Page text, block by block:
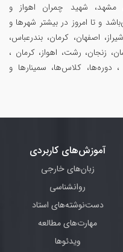
مشهد، شهید چمران اهواز و
و تا امروز در بیشتر شهرها و
اصفهان، کرمان، بندرعباس،
زنجان، رشت، اهواز، کرمان ،
کلاس‌ها، سمینار‌ها و
آموزش‌های کاربردی
زبان‌های خارجی
روانشناسی
دست‌نوشته‌های استاد
مهارت‌های مطالعه
ویدئوها